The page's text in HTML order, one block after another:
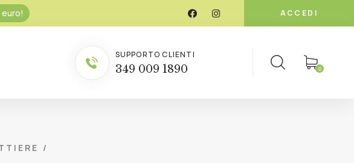
ACCEDI
SUPPORTO CLIENTI
349 009 1890 0
/